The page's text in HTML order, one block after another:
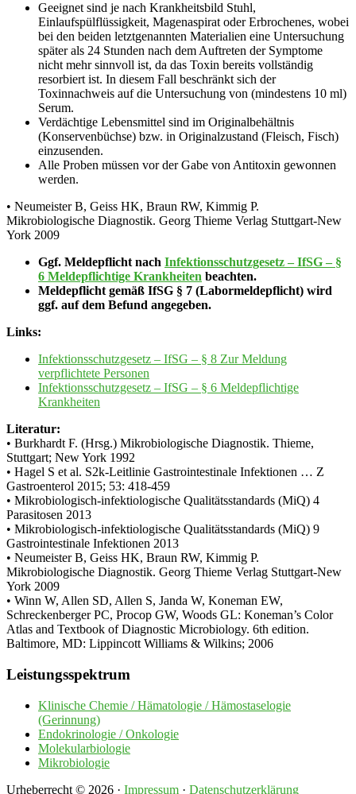
Geeignet sind je nach Krankheitsbild Stuhl,
Einlaufspülflüssigkeit, Magenaspirat oder Erbrochenes, wobei
bei den beiden letztgenannten Materialien eine Untersuchung
später als 24 Stunden nach dem Auftreten der Symptome
nicht mehr sinnvoll ist, da das Toxin bereits vollständig
resorbiert ist. In diesem Fall beschränkt sich der
Toxinnachweis auf die Untersuchung von (mindestens 10 ml)
Serum.
Verdächtige Lebensmittel sind im Originalbehältnis
(Konservenbüchse) bzw. in Originalzustand (Fleisch, Fisch)
einzusenden.
Alle Proben müssen vor der Gabe von Antitoxin gewonnen
werden.
• Neumeister B, Geiss HK, Braun RW, Kimmig P.
Mikrobiologische Diagnostik. Georg Thieme Verlag Stuttgart-New
York 2009
Ggf. Meldepflicht nach Infektionsschutzgesetz – IfSG – §
6 Meldepflichtige Krankheiten beachten.
Meldepflicht gemäß IfSG § 7 (Labormeldepflicht) wird
ggf. auf dem Befund angegeben.
Links:
Infektionsschutzgesetz – IfSG – § 8 Zur Meldung
verpflichtete Personen
Infektionsschutzgesetz – IfSG – § 6 Meldepflichtige
Krankheiten
Literatur:
• Burkhardt F. (Hrsg.) Mikrobiologische Diagnostik. Thieme,
Stuttgart; New York 1992
• Hagel S et al. S2k-Leitlinie Gastrointestinale Infektionen … Z
Gastroenterol 2015; 53: 418-459
• Mikrobiologisch-infektiologische Qualitätsstandards (MiQ) 4
Parasitosen 2013
• Mikrobiologisch-infektiologische Qualitätsstandards (MiQ) 9
Gastrointestinale Infektionen 2013
• Neumeister B, Geiss HK, Braun RW, Kimmig P.
Mikrobiologische Diagnostik. Georg Thieme Verlag Stuttgart-New
York 2009
• Winn W, Allen SD, Allen S, Janda W, Koneman EW,
Schreckenberger PC, Procop GW, Woods GL: Koneman’s Color
Atlas and Textbook of Diagnostic Microbiology. 6th edition.
Baltimore, MD: Lippincott Williams & Wilkins; 2006
Seitenspalte
Leistungsspektrum
Klinische Chemie / Hämatologie / Hämostaselogie
(Gerinnung)
Endokrinologie / Onkologie
Molekularbiologie
Mikrobiologie
Urheberrecht © 2026 · Impressum · Datenschutzerklärung